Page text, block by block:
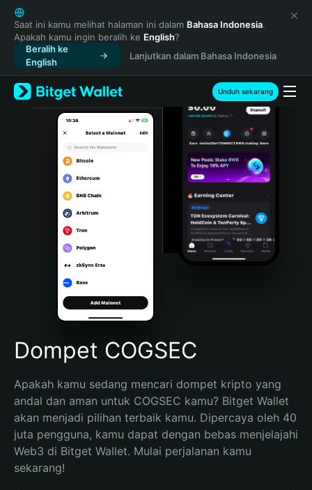
English
日本語
Tiếng Việt
Русский
Español (Latinoamérica)
Türkçe
Italiano
Português (Portugal)
Bahasa Indonesia
Português (Brasil)
Español (Argentina)
Saat ini kamu melihat halaman ini dalam Bahasa Indonesia.
Apakah kamu ingin beralih ke English?
Beralih ke
English
Lanjutkan dalam Bahasa Indonesia
Unduh sekarang
Dompet COGSEC
Apakah kamu sedang mencari dompet kripto yang
andal dan aman untuk COGSEC kamu? Bitget Wallet
akan menjadi pilihan terbaik kamu. Dipercaya oleh 40
juta pengguna, kamu dapat dengan bebas menjelajahi
Web3 di Bitget Wallet. Mulai perjalanan kamu
sekarang!